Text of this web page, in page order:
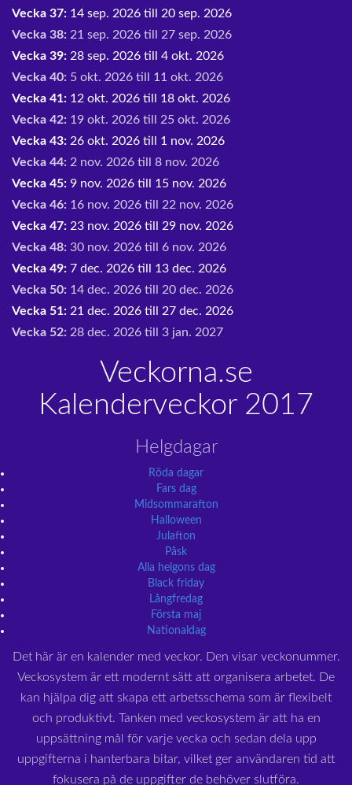
Vecka 37: 14 sep. 2026 till 20 sep. 2026
Vecka 38: 21 sep. 2026 till 27 sep. 2026
Vecka 39: 28 sep. 2026 till 4 okt. 2026
Vecka 40: 5 okt. 2026 till 11 okt. 2026
Vecka 41: 12 okt. 2026 till 18 okt. 2026
Vecka 42: 19 okt. 2026 till 25 okt. 2026
Vecka 43: 26 okt. 2026 till 1 nov. 2026
Vecka 44: 2 nov. 2026 till 8 nov. 2026
Vecka 45: 9 nov. 2026 till 15 nov. 2026
Vecka 46: 16 nov. 2026 till 22 nov. 2026
Vecka 47: 23 nov. 2026 till 29 nov. 2026
Vecka 48: 30 nov. 2026 till 6 nov. 2026
Vecka 49: 7 dec. 2026 till 13 dec. 2026
Vecka 50: 14 dec. 2026 till 20 dec. 2026
Vecka 51: 21 dec. 2026 till 27 dec. 2026
Vecka 52: 28 dec. 2026 till 3 jan. 2027
Veckorna.se
Kalenderveckor 2017
Helgdagar
Röda dagar
Fars dag
Midsommarafton
Halloween
Julafton
Påsk
Alla helgons dag
Black friday
Långfredag
Första maj
Nationaldag
Det här är en kalender med veckor. Den visar veckonummer.
Veckosystem är ett modernt sätt att organisera arbetet. De
kan hjälpa dig att skapa ett arbetsschema som är flexibelt
och produktivt. Tanken med veckosystem är att ha en
uppsättning mål för varje vecka och sedan dela upp
uppgifterna i hanterbara bitar, vilket ger användaren tid att
fokusera på de uppgifter de behöver slutföra.